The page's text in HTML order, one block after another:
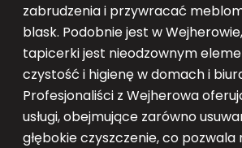
zabrudzenia i przywracać
blask. Podobnie jest w
tapicerki jest nieodzownym
czystość i higienę w domach i
Profesjonaliści z Wejherowa
usługi, obejmujące zarówno
głębokie czyszczenie, co